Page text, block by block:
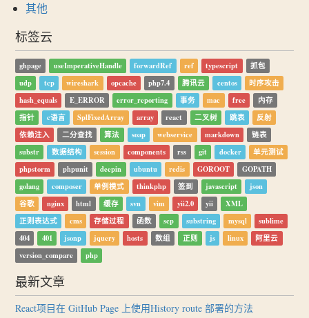
其他
标签云
ghpage useImperativeHandle forwardRef ref typescript
抓包
udp
tcp wireshark opcache php7.4 腾讯云 centos
时序攻击
hash_equals
E_ERROR error_reporting 事务 mac free
内存
指针
c语言 SplFixedArray array react 二叉树 跳表
反射
依赖注入
二分查找 算法 soap webservice markdown
链表
substr
数据结构 session components rss git docker
单元测试
phpstorm
phpunit deepin ubuntu redis GOROOT
GOPATH
golang
composer 单例模式 thinkphp 签到 javascript
json
谷歌
nginx html 缓存 svn vim yii2.0 yii
XML
正则表达式
cms 存储过程 函数 scp substring mysql
sublime
404
401 jsonp jquery hosts 数组 正则 js linux
阿里云
version_compare
php
最新文章
React项目在 GitHub Page 上使用History route 部署的方法